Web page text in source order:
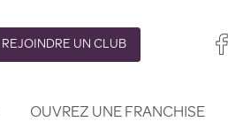
REJOINDRE UN CLUB
OUVREZ UNE FRANCHISE